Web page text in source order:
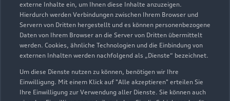
externe Inhalte ein, um Ihnen diese Inhalte anzuzeigen.
Hierdurch werden Verbindungen zwischen Ihrem Browser und
Servern von Dritten hergestellt und es können personenbezogene
Daten von Ihrem Browser an die Server von Dritten übermittelt
werden. Cookies, ähnliche Technologien und die Einbindung von
externen Inhalten werden nachfolgend als „Dienste“ bezeichnet.
Um diese Dienste nutzen zu können, benötigen wir Ihre
Einwilligung. Mit einem Klick auf "Alle akzeptieren" erteilen Sie
Ihre Einwilligung zur Verwendung aller Dienste. Sie können auch
Kontaktdaten herunterladen
Öffnungszeiten
Verkauf